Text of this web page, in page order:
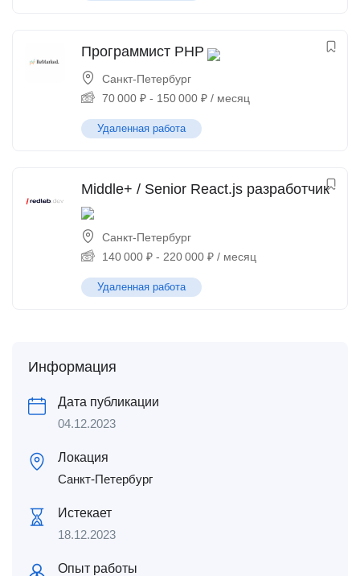
Программист PHP
Санкт-Петербург
70 000 ₽ - 150 000 ₽ / месяц
Удаленная работа
Middle+ / Senior React.js разработчик
Санкт-Петербург
140 000 ₽ - 220 000 ₽ / месяц
Удаленная работа
Информация
Дата публикации
04.12.2023
Локация
Санкт-Петербург
Истекает
18.12.2023
Опыт работы